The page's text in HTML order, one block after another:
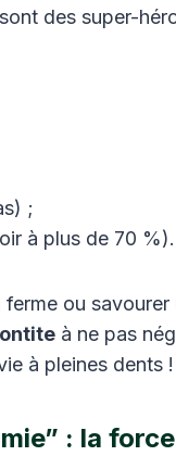
des super-
;
à plus de 70 %).
ou
à ne pas
à pleines dents !
: la force